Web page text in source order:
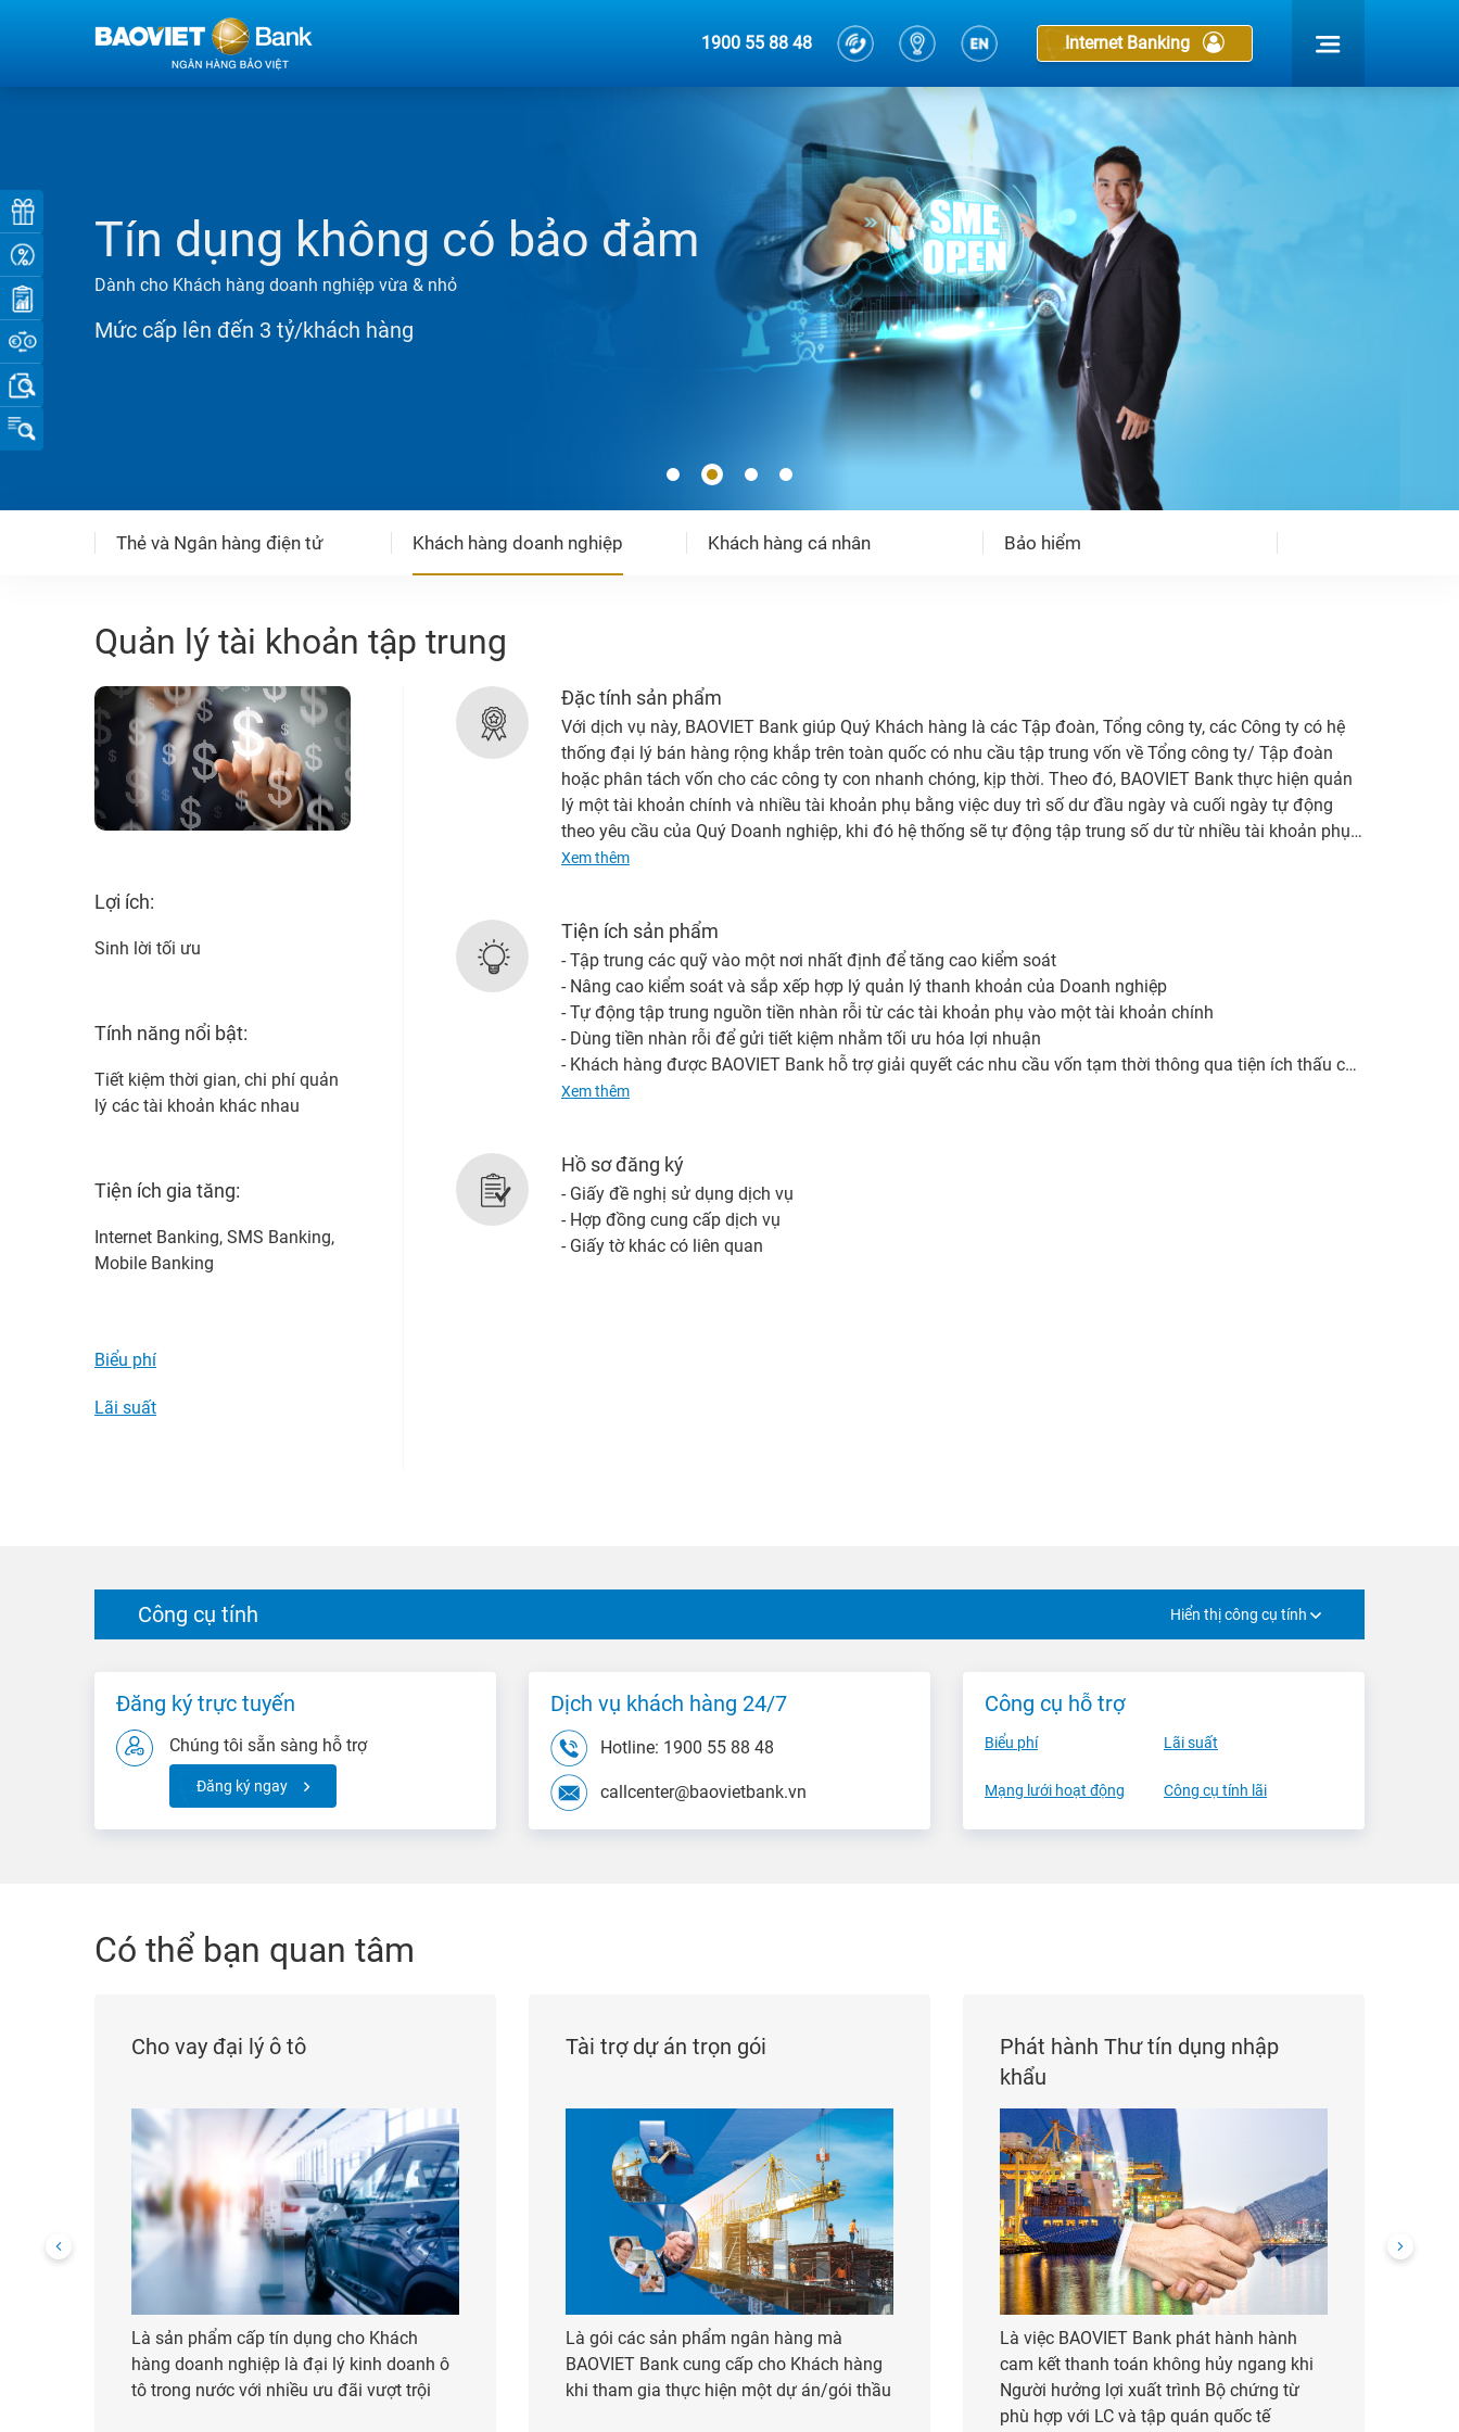
1900 55 88 48 Internet Banking
Tín dụng không có bảo đảm
Dành cho Khách hàng doanh nghiệp vừa & nhỏ
Mức cấp lên đến 3 tỷ/khách hàng
Thẻ và Ngân hàng điện tử Khách hàng doanh nghiệp Khách hàng cá nhân Bảo hiểm
Quản lý tài khoản tập trung
Lợi ích:
Sinh lời tối ưu
Tính năng nổi bật:
Tiết kiệm thời gian, chi phí quản
lý các tài khoản khác nhau
Tiện ích gia tăng:
Internet Banking, SMS Banking,
Mobile Banking
Biểu phí
Lãi suất
Đặc tính sản phẩm
Với dịch vụ này, BAOVIET Bank giúp Quý Khách hàng là các Tập đoàn, Tổng công ty, các Công ty có hệ
thống đại lý bán hàng rộng khắp trên toàn quốc có nhu cầu tập trung vốn về Tổng công ty/ Tập đoàn
hoặc phân tách vốn cho các công ty con nhanh chóng, kịp thời. Theo đó, BAOVIET Bank thực hiện quản
lý một tài khoản chính và nhiều tài khoản phụ bằng việc duy trì số dư đầu ngày và cuối ngày tự động
theo yêu cầu của Quý Doanh nghiệp, khi đó hệ thống sẽ tự động tập trung số dư từ nhiều tài khoản phụ
về tài khoản chính hoặc trích số dư từ tài khoản chính về các tài khoản phụ. Số dư trên tài khoản được
Xem thêm
Tiện ích sản phẩm
- Tập trung các quỹ vào một nơi nhất định để tăng cao kiểm soát
- Nâng cao kiểm soát và sắp xếp hợp lý quản lý thanh khoản của Doanh nghiệp
- Tự động tập trung nguồn tiền nhàn rỗi từ các tài khoản phụ vào một tài khoản chính
- Dùng tiền nhàn rỗi để gửi tiết kiệm nhằm tối ưu hóa lợi nhuận
- Khách hàng được BAOVIET Bank hỗ trợ giải quyết các nhu cầu vốn tạm thời thông qua tiện ích thấu chi
tài khoản chính/ tài khoản phụ
Xem thêm
Hồ sơ đăng ký
- Giấy đề nghị sử dụng dịch vụ
- Hợp đồng cung cấp dịch vụ
- Giấy tờ khác có liên quan
Công cụ tính Hiển thị công cụ tính
Đăng ký trực tuyến
Chúng tôi sẵn sàng hỗ trợ
Đăng ký ngay
Dịch vụ khách hàng 24/7
Hotline: 1900 55 88 48
callcenter@baovietbank.vn
Công cụ hỗ trợ
Biểu phí Lãi suất
Mạng lưới hoạt động Công cụ tính lãi
Có thể bạn quan tâm
Cho vay đại lý ô tô
Là sản phẩm cấp tín dụng cho Khách
hàng doanh nghiệp là đại lý kinh doanh ô
tô trong nước với nhiều ưu đãi vượt trội
Tài trợ dự án trọn gói
Là gói các sản phẩm ngân hàng mà
BAOVIET Bank cung cấp cho Khách hàng
khi tham gia thực hiện một dự án/gói thầu
Phát hành Thư tín dụng nhập
khẩu
Là việc BAOVIET Bank phát hành hành
cam kết thanh toán không hủy ngang khi
Người hưởng lợi xuất trình Bộ chứng từ
phù hợp với LC và tập quán quốc tế